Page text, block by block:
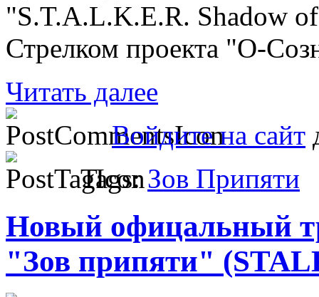
"S.T.A.L.K.E.R. Shadow
Стрелком проекта "О-
Читать далее
Войдите на сайт
Tags:Зов Припяти
Новый офицальный
"Зов припяти"